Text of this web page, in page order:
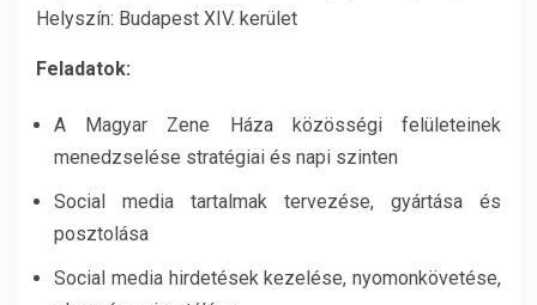
Helyszín: Budapest XIV. kerület
Feladatok:
A Magyar Zene Háza közösségi felületeinek
menedzselése stratégiai és napi szinten
Social media tartalmak tervezése, gyártása és
posztolása
Social media hirdetések kezelése, nyomonkövetése,